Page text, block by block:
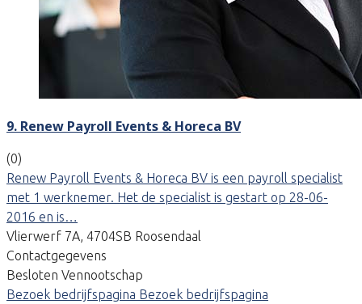
9. Renew Payroll Events & Horeca BV
(0)
Renew Payroll Events & Horeca BV is een payroll specialist
met 1 werknemer. Het de specialist is gestart op 28-06-
2016 en is…
Vlierwerf 7A, 4704SB Roosendaal
Contactgegevens
Besloten Vennootschap
Bezoek bedrijfspagina Bezoek bedrijfspagina